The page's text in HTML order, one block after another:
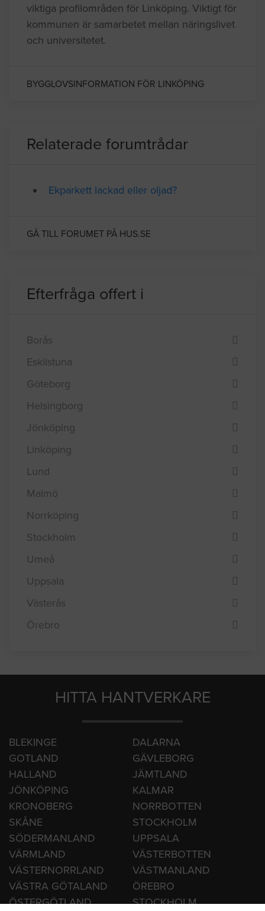
viktiga profilområden för Linköping. Viktigt för
kommunen är samarbetet mellan näringslivet
och universitetet.
BYGGLOVSINFORMATION FÖR LINKÖPING
Relaterade forumtrådar
Ekparkett lackad eller oljad?
GÅ TILL FORUMET PÅ HUS.SE
Efterfråga offert i
Borås
Eskilstuna
Göteborg
Helsingborg
Jönköping
Linköping
Lund
Malmö
Norrköping
Stockholm
Umeå
Uppsala
Västerås
Örebro
HITTA HANTVERKARE
BLEKINGE
DALARNA
GOTLAND
GÄVLEBORG
HALLAND
JÄMTLAND
JÖNKÖPING
KALMAR
KRONOBERG
NORRBOTTEN
SKÅNE
STOCKHOLM
SÖDERMANLAND
UPPSALA
VÄRMLAND
VÄSTERBOTTEN
VÄSTERNORRLAND
VÄSTMANLAND
VÄSTRA GÖTALAND
ÖREBRO
ÖSTERGÖTLAND
STOCKHOLM